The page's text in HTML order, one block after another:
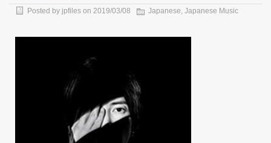
Posted by jpfiles on 2019/03/08 Japanese, Japanese Music